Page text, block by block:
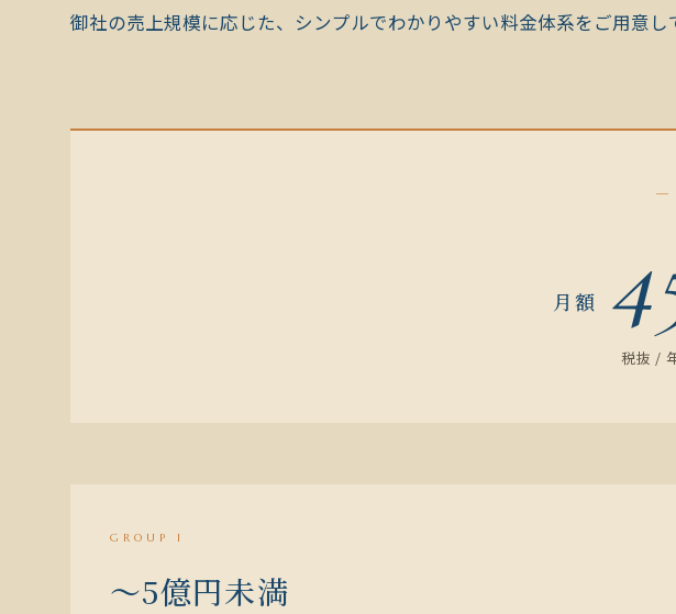
御社の売上規模に応じた、シンプルでわかりやすい料金体系をご用意し
—
月額
税抜 /
GROUP I
〜5億円未満